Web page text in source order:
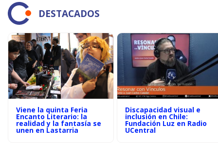
DESTACADOS
Viene la quinta Feria
Encanto Literario: la
realidad y la fantasía se
unen en Lastarria
Discapacidad visual e
inclusión en Chile:
Fundación Luz en Radio
UCentral